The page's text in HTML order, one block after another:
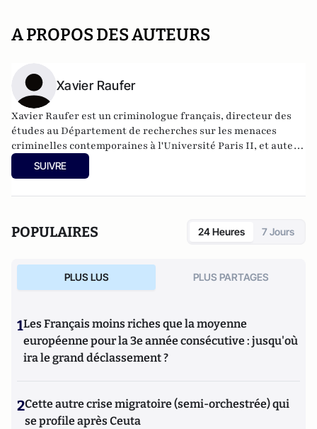
A PROPOS DES AUTEURS
Xavier Raufer
Xavier Raufer est un criminologue français, directeur des
études au Département de recherches sur les menaces
criminelles contemporaines à l'Université Paris II, et auteur
de nombreux ouvrages sur le sujet. Dernier en date:
criminalité organisée dans le chaos mondial : mafias,
SUIVRE
POPULAIRES 24 Heures 7 Jours
PLUS LUS PLUS PARTAGES
1Les Français moins riches que la moyenne
européenne pour la 3e année consécutive : jusqu'où
ira le grand déclassement ?
2Cette autre crise migratoire (semi-orchestrée) qui
se profile après Ceuta